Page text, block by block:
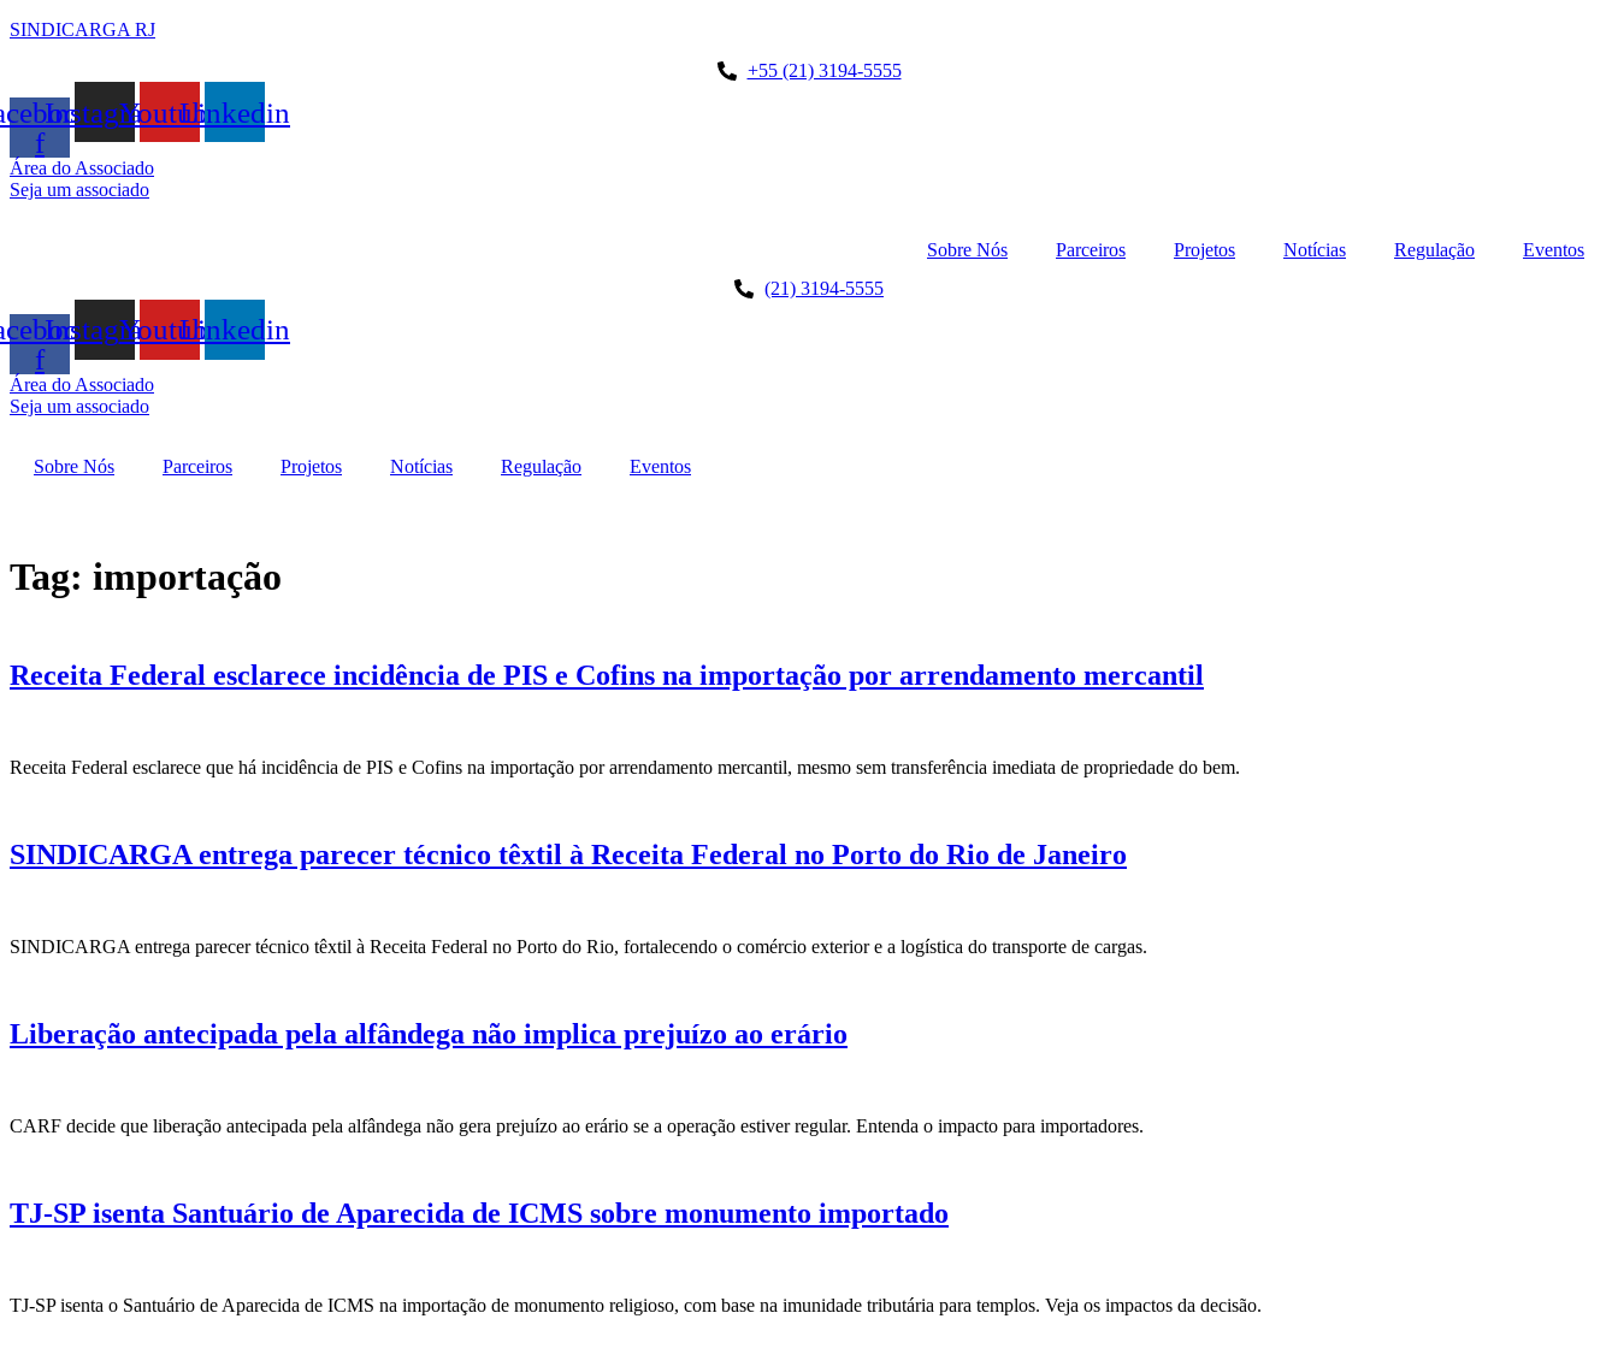
SINDICARGA RJ
+55 (21) 3194-5555
f
InstagramYoutubeLinkedin
Área do Associado
Seja um associado
Sobre Nós Parceiros Projetos Notícias Regulação
Eventos
(21) 3194-5555
f
InstagramYoutubeLinkedin
Área do Associado
Seja um associado
Sobre Nós Parceiros Projetos Notícias Regulação Eventos
Tag: importação
Receita Federal esclarece incidência de PIS e Cofins na importação por arrendamento mercantil
Receita Federal esclarece que há incidência de PIS e Cofins na importação por arrendamento mercantil, mesmo sem transferência imediata de propriedade do bem.
SINDICARGA entrega parecer técnico têxtil à Receita Federal no Porto do Rio de Janeiro
SINDICARGA entrega parecer técnico têxtil à Receita Federal no Porto do Rio, fortalecendo o comércio exterior e a logística do transporte de cargas.
Liberação antecipada pela alfândega não implica prejuízo ao erário
CARF decide que liberação antecipada pela alfândega não gera prejuízo ao erário se a operação estiver regular. Entenda o impacto para importadores.
TJ-SP isenta Santuário de Aparecida de ICMS sobre monumento importado
TJ-SP isenta o Santuário de Aparecida de ICMS na importação de monumento religioso, com base na imunidade tributária para templos. Veja os impactos da decisão.